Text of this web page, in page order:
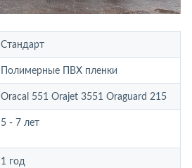
Стандарт
Полимерные ПВХ пленки
Oracal 551 Orajet 3551 Oraguard 215
5 - 7 лет
1 год